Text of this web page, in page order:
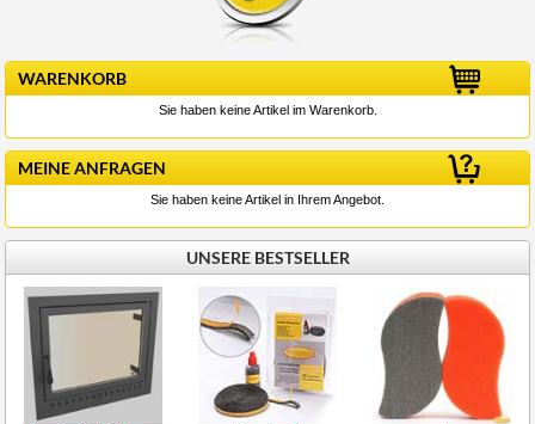
WARENKORB
Sie haben keine Artikel im Warenkorb.
MEINE ANFRAGEN
Sie haben keine Artikel in Ihrem Angebot.
UNSERE BESTSELLER